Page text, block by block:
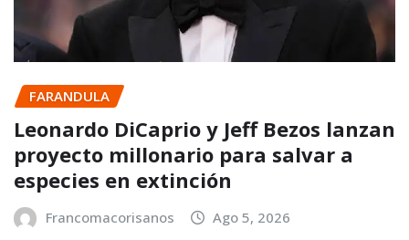
FARANDULA
Leonardo DiCaprio y Jeff Bezos lanzan
proyecto millonario para salvar a
especies en extinción
Francomacorisanos Ago 5, 2026